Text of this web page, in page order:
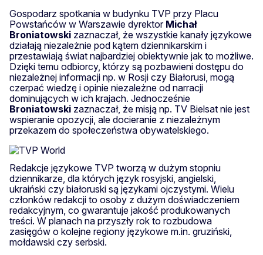
Gospodarz spotkania w budynku TVP przy Placu
Powstańców w Warszawie dyrektor Michał
Broniatowski zaznaczał, że wszystkie kanały językowe
działają niezależnie pod kątem dziennikarskim i
przestawiają świat najbardziej obiektywnie jak to możliwe.
Dzięki temu odbiorcy, którzy są pozbawieni dostępu do
niezależnej informacji np. w Rosji czy Białorusi, mogą
czerpać wiedzę i opinie niezależne od narracji
dominujących w ich krajach. Jednocześnie
Broniatowski zaznaczał, że misją np. TV Bielsat nie jest
wspieranie opozycji, ale docieranie z niezależnym
przekazem do społeczeństwa obywatelskiego.
Redakcje językowe TVP tworzą w dużym stopniu
dziennikarze, dla których język rosyjski, angielski,
ukraiński czy białoruski są językami ojczystymi. Wielu
członków redakcji to osoby z dużym doświadczeniem
redakcyjnym, co gwarantuje jakość produkowanych
treści. W planach na przyszły rok to rozbudowa
zasięgów o kolejne regiony językowe m.in. gruziński,
mołdawski czy serbski.